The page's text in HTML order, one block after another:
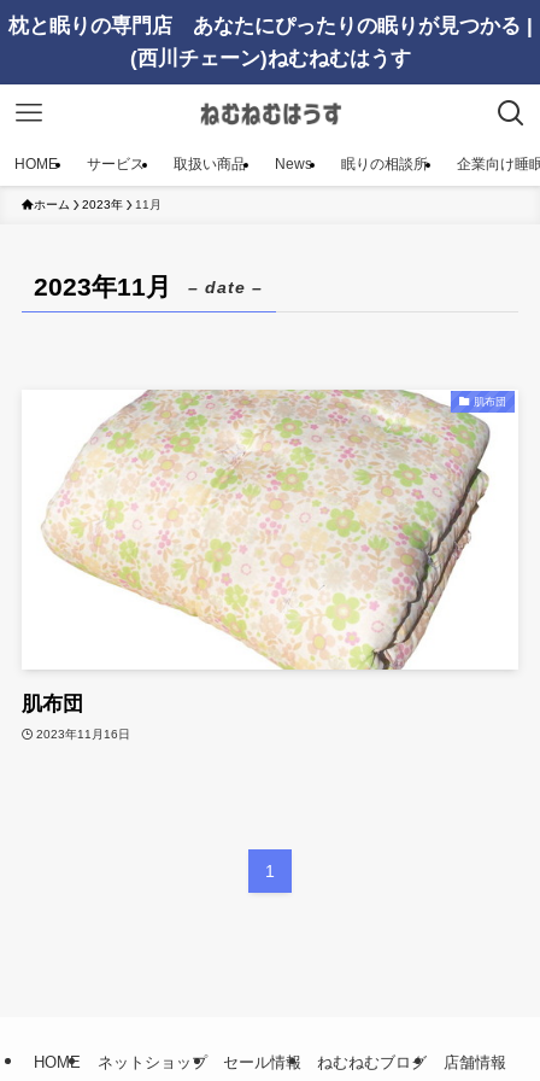
枕と眠りの専門店 あなたにぴったりの眠りが見つかる |
(西川チェーン)ねむねむはうす
HOME サービス 取扱い商品 News 眠りの相談所 企業向け睡
ホーム 2023年 11月
2023年11月 – date –
肌布団
肌布団
2023年11月16日
1
HOME ネットショップ セール情報 ねむねむブログ 店舗情報